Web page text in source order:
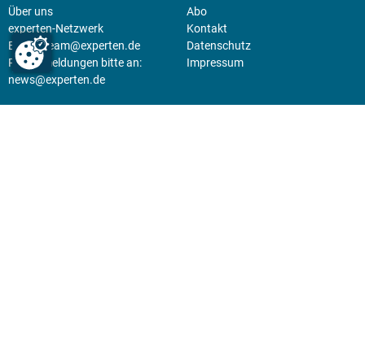
Über uns
experten-Netzwerk
E-Mail:team@experten.de
Pressemeldungen bitte an:
news@experten.de
Abo
Kontakt
Datenschutz
Impressum